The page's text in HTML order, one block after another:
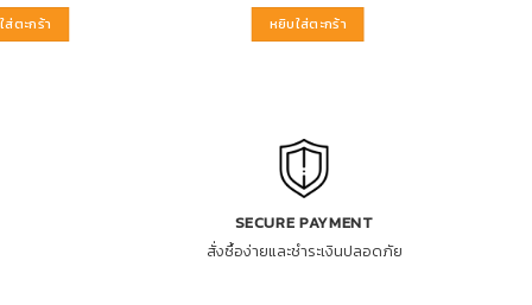
ส่ตะกร้า หยิบใส่ตะกร้า
SECURE PAYMENT
สั่งซื้อง่ายและชำระเงินปลอดภัย